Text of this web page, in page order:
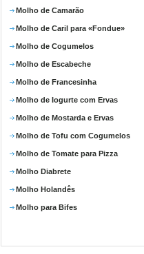
Molho de Camarão
Molho de Caril para «Fondue»
Molho de Cogumelos
Molho de Escabeche
Molho de Francesinha
Molho de Iogurte com Ervas
Molho de Mostarda e Ervas
Molho de Tofu com Cogumelos
Molho de Tomate para Pizza
Molho Diabrete
Molho Holandês
Molho para Bifes